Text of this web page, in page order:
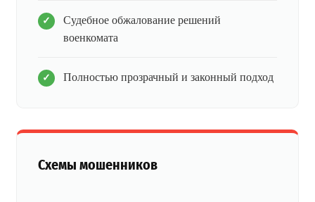
Судебное обжалование решений
военкомата
Полностью прозрачный и законный подход
Схемы мошенников